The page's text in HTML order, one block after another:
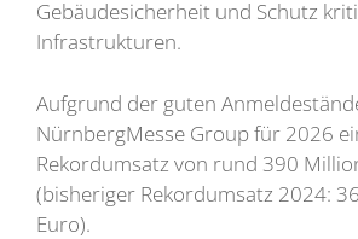
Gebäudesicherheit und Schutz
Infrastrukturen.
Aufgrund der guten
NürnbergMesse Group für 2026
Rekordumsatz von rund 390
(bisheriger Rekordumsatz 2024:
Euro).